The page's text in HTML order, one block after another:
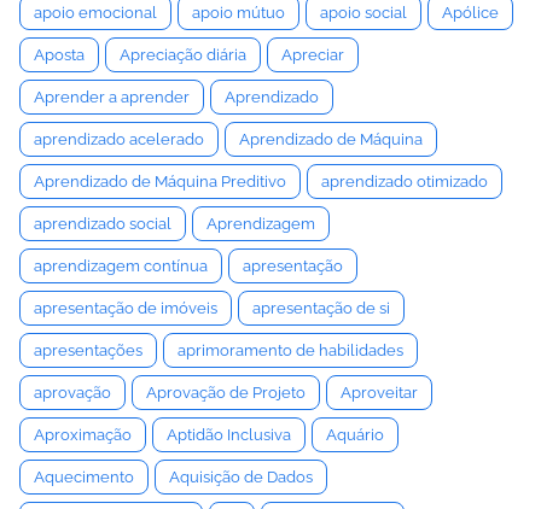
apoio emocional apoio mútuo apoio social Apólice
Aposta Apreciação diária Apreciar
Aprender a aprender Aprendizado
aprendizado acelerado Aprendizado de Máquina
Aprendizado de Máquina Preditivo aprendizado otimizado
aprendizado social Aprendizagem
aprendizagem contínua apresentação
apresentação de imóveis apresentação de si
apresentações aprimoramento de habilidades
aprovação Aprovação de Projeto Aproveitar
Aproximação Aptidão Inclusiva Aquário
Aquecimento Aquisição de Dados